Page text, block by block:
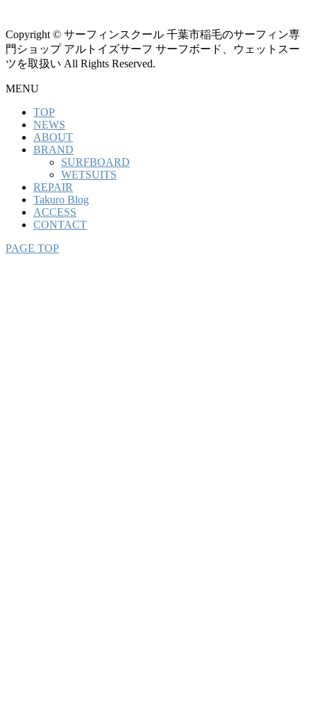
Copyright © サーフィンスクール 千葉市稲毛のサーフィン専
門ショップ アルトイズサーフ サーフボード、ウェットスー
ツを取扱い All Rights Reserved.
MENU
TOP
NEWS
ABOUT
BRAND
SURFBOARD
WETSUITS
REPAIR
Takuro Blog
ACCESS
CONTACT
PAGE TOP